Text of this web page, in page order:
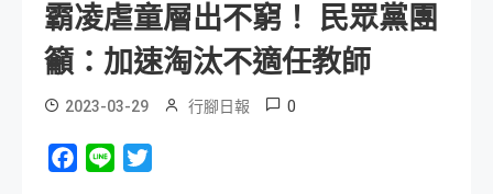
霸凌虐童層出不窮！ 民眾黨團
籲：加速淘汰不適任教師
2023-03-29 行腳日報 0
Facebook
Line